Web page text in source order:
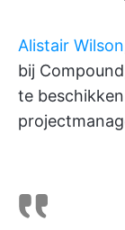
Alistair Wilson
bij
te